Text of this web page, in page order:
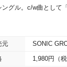
グル。c/w曲として
元 SONIC
1,980円（税